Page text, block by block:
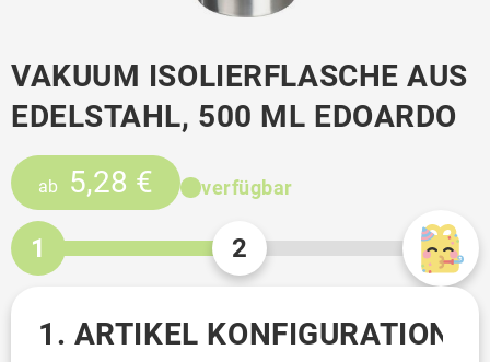
VAKUUM ISOLIERFLASCHE AUS
EDELSTAHL, 500 ML EDOARDO
ab 5,28 € verfügbar
1 2
1. ARTIKEL KONFIGURATION